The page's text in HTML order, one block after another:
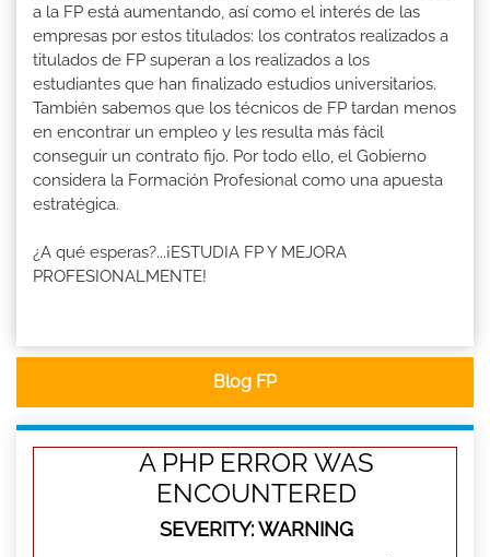
a la FP está aumentando, así como el interés de las
empresas por estos titulados: los contratos realizados a
titulados de FP superan a los realizados a los
estudiantes que han finalizado estudios universitarios.
También sabemos que los técnicos de FP tardan menos
en encontrar un empleo y les resulta más fácil
conseguir un contrato fijo. Por todo ello, el Gobierno
considera la Formación Profesional como una apuesta
estratégica.
¿A qué esperas?...¡ESTUDIA FP Y MEJORA
PROFESIONALMENTE!
Blog FP
A PHP ERROR WAS
ENCOUNTERED
SEVERITY: WARNING